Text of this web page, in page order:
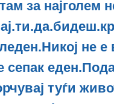
за најголем
не
сепак
туѓи